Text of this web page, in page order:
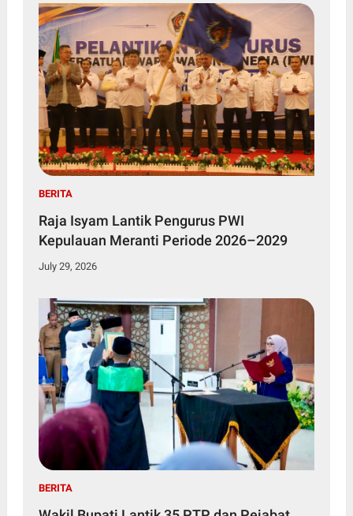
BERITA
Raja Isyam Lantik Pengurus PWI
Kepulauan Meranti Periode 2026–2029
July 29, 2026
BERITA